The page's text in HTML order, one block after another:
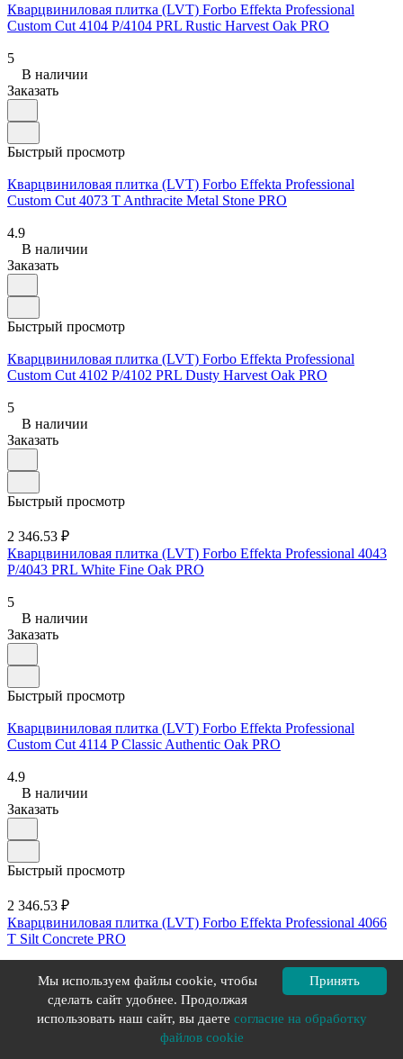
Кварцвиниловая плитка (LVT) Forbo Effekta Professional
Custom Cut 4104 P/4104 PRL Rustic Harvest Oak PRO
5
В наличии
Заказать
Быстрый просмотр
Кварцвиниловая плитка (LVT) Forbo Effekta Professional
Custom Cut 4073 T Anthracite Metal Stone PRO
4.9
В наличии
Заказать
Быстрый просмотр
Кварцвиниловая плитка (LVT) Forbo Effekta Professional
Custom Cut 4102 P/4102 PRL Dusty Harvest Oak PRO
5
В наличии
Заказать
Быстрый просмотр
2 346.53 ₽
Кварцвиниловая плитка (LVT) Forbo Effekta Professional 4043
P/4043 PRL White Fine Oak PRO
5
В наличии
Заказать
Быстрый просмотр
Кварцвиниловая плитка (LVT) Forbo Effekta Professional
Custom Cut 4114 P Classic Authentic Oak PRO
4.9
В наличии
Заказать
Быстрый просмотр
2 346.53 ₽
Кварцвиниловая плитка (LVT) Forbo Effekta Professional 4066
T Silt Concrete PRO
В наличии
Заказать
Принять
Мы используем файлы cookie, чтобы
сделать сайт удобнее. Продолжая
использовать наш сайт, вы даете согласие на обработку
файлов cookie